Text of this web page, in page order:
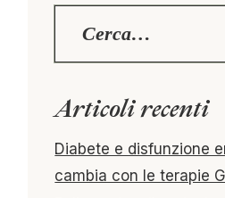
Articoli recenti
Diabete e disfunzione
cambia con le terapie